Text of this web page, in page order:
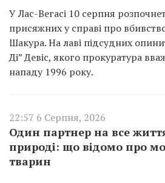
У Лас-Вегасі 10 серпня
присяжних у справі про
Шакура. На лаві підсудних
Ді” Девіс, якого прокуратура
нападу 1996 року.
22:57 6 Серпня, 2026
Один партнер на все життя
природі: що відомо про
тварин